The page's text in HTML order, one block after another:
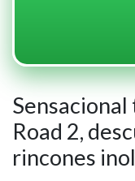
Road 2,
rincones